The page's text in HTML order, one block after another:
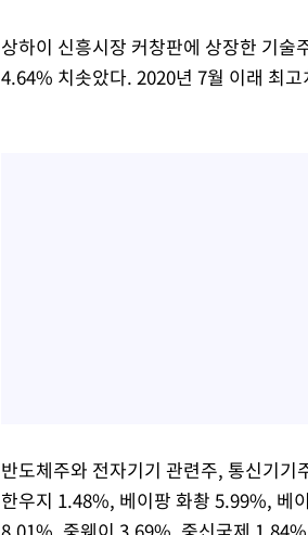
상하이 신흥시장 커창판에 상장한 기
4.64% 치솟았다. 2020년 7월 이래 최고
반도체주와 전자기기 관련주, 통신기
한우지 1.48%, 베이팡 화촹 5.99%, 베